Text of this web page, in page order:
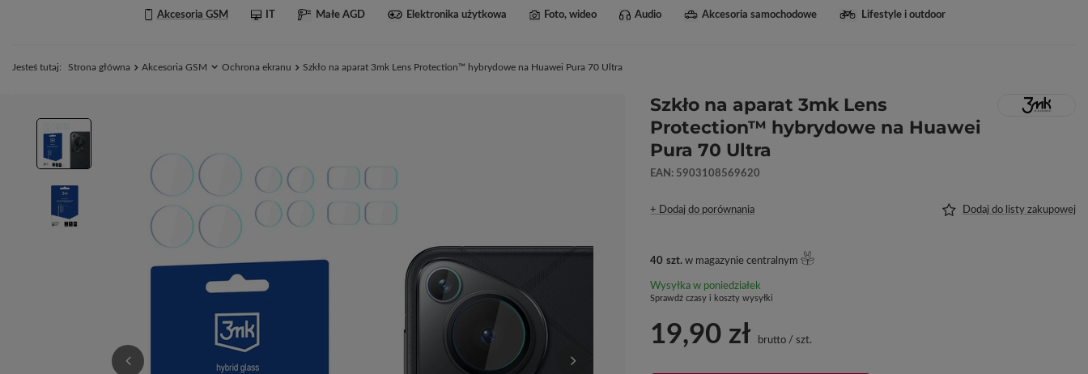
Akcesoria GSM IT Małe AGD Elektronika użytkowa Foto, wideo Audio Akcesoria samochodowe Lifestyle i outdoor
Jesteś tutaj: Strona główna Akcesoria GSM Ochrona ekranu Szkło na aparat 3mk Lens Protection™ hybrydowe na Huawei Pura 70 Ultra
Szkło na aparat 3mk Lens
Protection™ hybrydowe na Huawei
Pura 70 Ultra
EAN: 5903108569620
+ Dodaj do porównania Dodaj do listy zakupowej
40 szt. w magazynie centralnym
Wysyłkaw poniedziałek
Sprawdź czasy i koszty wysyłki
19,90 zł brutto /szt.